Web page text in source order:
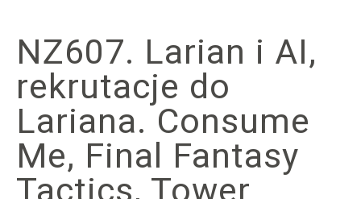
NZ607. Larian i AI,
rekrutacje do
Lariana. Consume
Me, Final Fantasy
Tactics, Tower